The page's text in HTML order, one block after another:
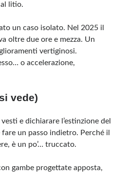
litio.
un caso isolato. Nel 2025 il
oltre due ore e mezza. Un
vertiginosi.
o accelerazione,
vede)
e dichiarare l’estinzione del
un passo indietro. Perché il
è un po’… truccato.
gambe progettate apposta,